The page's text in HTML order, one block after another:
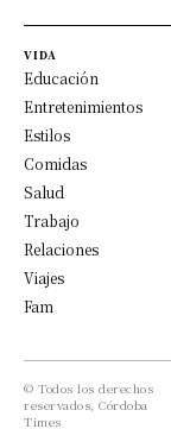
VIDA
Educación
Entretenimientos
Estilos
Comidas
Salud
Trabajo
Relaciones
Viajes
Fam
© Todos los derechos
reservados, Córdoba
Times